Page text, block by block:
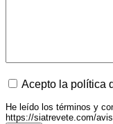
Acepto la política
He leído los términos y
https://siatrevete.com/